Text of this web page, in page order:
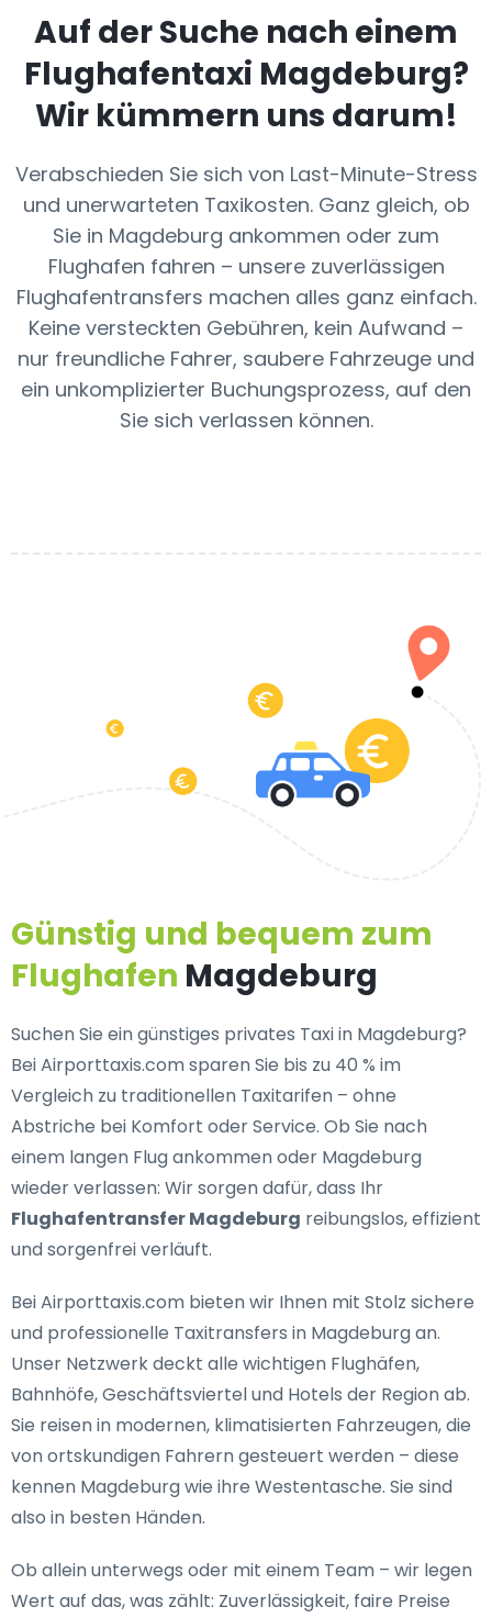
Auf der Suche nach einem
Flughafentaxi Magdeburg?
Wir kümmern uns darum!
Verabschieden Sie sich von Last-Minute-Stress
und unerwarteten Taxikosten. Ganz gleich, ob
Sie in Magdeburg ankommen oder zum
Flughafen fahren – unsere zuverlässigen
Flughafentransfers machen alles ganz einfach.
Keine versteckten Gebühren, kein Aufwand –
nur freundliche Fahrer, saubere Fahrzeuge und
ein unkomplizierter Buchungsprozess, auf den
Sie sich verlassen können.
Günstig und bequem zum
Flughafen Magdeburg
Suchen Sie eingünstiges privates Taxi in Magdeburg?
Bei Airporttaxis.com sparen Sie bis zu 40 % im
Vergleich zu traditionellen Taxitarifen – ohne
Abstriche bei Komfort oder Service. Ob Sie nach
einem langen Flug ankommen oder Magdeburg
wieder verlassen: Wir sorgen dafür, dass Ihr
Flughafentransfer Magdeburg reibungslos, effizient
und sorgenfrei verläuft.
Bei Airporttaxis.com bieten wir Ihnen mit Stolz sichere
und professionelle Taxitransfers in Magdeburgan.
Unser Netzwerk deckt alle wichtigen Flughäfen,
Bahnhöfe, Geschäftsviertel und Hotels der Region ab.
Sie reisen in modernen, klimatisierten Fahrzeugen, die
von ortskundigen Fahrern gesteuert werden – diese
kennen Magdeburg wie ihre Westentasche. Sie sind
also in besten Händen.
Ob allein unterwegs oder mit einem Team – wir legen
Wert auf das, was zählt: Zuverlässigkeit, faire Preise